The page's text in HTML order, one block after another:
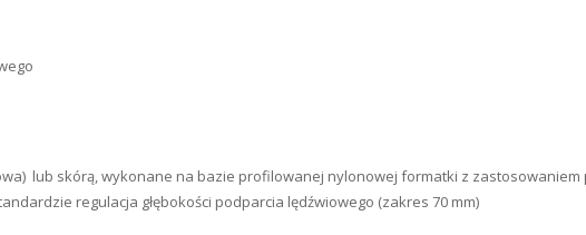
lub skórą, wykonane na bazie profilowanej nylonowej formatki z
regulacja głębokości podparcia lędźwiowego (zakres 70 mm)